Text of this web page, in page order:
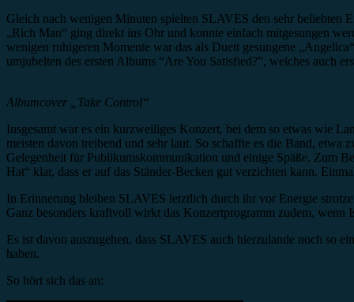
Gleich nach wenigen Minuten spielten SLAVES den sehr beliebten
„Rich Man“ ging direkt ins Ohr und konnte einfach mitgesungen
wenigen ruhigeren Momente war das als Duett gesungene
umjubelten des ersten Albums “Are You Satisfied?”, welches auch
Albumcover „Take Control“
Insgesamt war es ein kurzweiliges Konzert, bei dem so etwas wie
meisten davon treibend und sehr laut. So schaffte es die Band,
Gelegenheit für Publikumskommunikation und einige Späße. Zum
Hat“ klar, dass er auf das Ständer-Becken gut verzichten kann.
In Erinnerung bleiben SLAVES letztlich durch ihr vor Energie
Ganz besonders kraftvoll wirkt das Konzertprogramm zudem, wenn
Es ist davon auszugehen, dass SLAVES auch hierzulande noch so
haben.
So hört sich das an: